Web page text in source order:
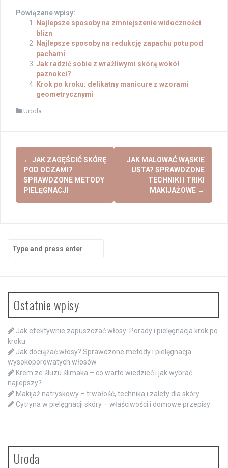
Powiązane wpisy:
Najlepsze sposoby na zmniejszenie widoczności
blizn
Najlepsze sposoby na redukcję zapachu potu pod
pachami
Jak radzić sobie z wrażliwymi skórą wokół
paznokci?
Krok po kroku: delikatny manicure z wzorami
geometrycznymi
Uroda
Post
navigation
← JAK ZAGĘŚCIĆ SKÓRĘ
POD OCZAMI?
SPRAWDZONE METODY
PIELĘGNACJI
JAK MALOWAĆ WĄSKIE
USTA? SPRAWDZONE
TECHNIKI I TRIKI
MAKIJAŻOWE →
for:
Ostatnie wpisy
Jak efektywnie zapuszczać włosy: Porady i pielęgnacja krok po
kroku
Jak dociążać włosy? Sprawdzone metody i pielęgnacja
wysokoporowatych włosów
Krem ze śluzu ślimaka – co warto wiedzieć i jak wybrać
najlepszy?
Makijaż natryskowy – trwałość, technika i zalety dla skóry
Cytryna w pielęgnacji skóry – właściwości i domowe przepisy
Uroda